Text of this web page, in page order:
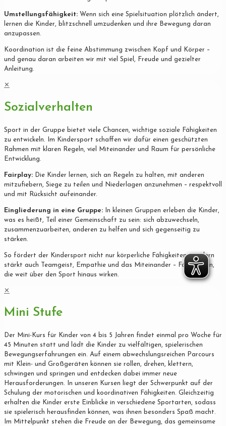
Umstellungsfähigkeit: Wenn sich eine Spielsituation plötzlich ändert,
lernen die Kinder, blitzschnell umzudenken und ihre Bewegung daran
anzupassen.
Koordination ist die feine Abstimmung zwischen Kopf und Körper –
und genau daran arbeiten wir mit viel Spiel, Freude und gezielter
Anleitung.
✕
Sozialverhalten
Sport in der Gruppe bietet viele Chancen, wichtige soziale Fähigkeiten
zu entwickeln. Im Kindersport schaffen wir dafür einen geschützten
Rahmen mit klaren Regeln, viel Miteinander und Raum für persönliche
Entwicklung.
Fairplay: Die Kinder lernen, sich an Regeln zu halten, mit anderen
mitzufiebern, Siege zu teilen und Niederlagen anzunehmen – respektvoll
und mit Rücksicht aufeinander.
Eingliederung in eine Gruppe: In kleinen Gruppen erleben die Kinder,
was es heißt, Teil einer Gemeinschaft zu sein: sich abzuwechseln,
zusammenzuarbeiten, anderen zu helfen und sich gegenseitig zu
stärken.
So fördert der Kindersport nicht nur körperliche Fähigkeiten, sondern
stärkt auch Teamgeist, Empathie und das Miteinander – Fähigkeiten,
die weit über den Sport hinaus wirken.
✕
Mini Stufe
Der Mini-Kurs für Kinder von 4 bis 5 Jahren findet einmal pro Woche für
45 Minuten statt und lädt die Kinder zu vielfältigen, spielerischen
Bewegungserfahrungen ein. Auf einem abwechslungsreichen Parcours
mit Klein- und Großgeräten können sie rollen, drehen, klettern,
schwingen und springen und entdecken dabei immer neue
Herausforderungen. In unseren Kursen liegt der Schwerpunkt auf der
Schulung der motorischen und koordinativen Fähigkeiten. Gleichzeitig
erhalten die Kinder erste Einblicke in verschiedene Sportarten, sodass
sie spielerisch herausfinden können, was ihnen besonders Spaß macht.
Im Mittelpunkt stehen die Freude an der Bewegung, das gemeinsame